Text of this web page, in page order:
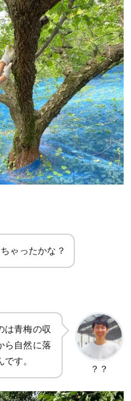
ゃったかな？
は青梅の収
自然に落
す。
？？